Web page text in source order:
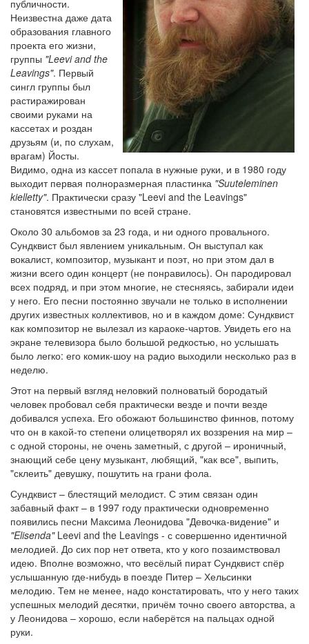
публичности.
Неизвестна даже дата
образования главного
проекта его жизни,
группы "Leevi and the
Leavings". Первый
сингл группы был
растиражирован
своими руками на
кассетах и роздан
друзьям (и, по слухам,
врагам) Йосты.
Видимо, одна из кассет попала в нужные руки, и в 1980 году
выходит первая полноразмерная пластинка "Suuteleminen
kielletty". Практически сразу "Leevi and the Leavings"
становятся известными по всей стране.
Около 30 альбомов за 23 года, и ни одного провального.
Сундквист был явлением уникальным. Он выступал как
вокалист, композитор, музыкант и поэт, но при этом дал в
жизни всего один концерт (не понравилось). Он пародировал
всех подряд, и при этом многие, не стесняясь, забирали идеи
у него. Его песни постоянно звучали не только в исполнении
других известных коллективов, но и в каждом доме: Сундквист
как композитор не вылезал из караоке-чартов. Увидеть его на
экране телевизора было большой редкостью, но услышать
было легко: его комик-шоу на радио выходили несколько раз в
неделю.
Этот на первый взгляд неловкий полноватый бородатый
человек пробовал себя практически везде и почти везде
добивался успеха. Его обожают большинство финнов, потому
что он в какой-то степени олицетворял их воззрения на мир –
с одной стороны, не очень заметный, с другой – ироничный,
знающий себе цену музыкант, любящий, "как все", выпить,
"склеить" девушку, пошутить на грани фола.
Сундквист – блестящий мелодист. С этим связан один
забавный факт – в 1997 году практически одновременно
появились песни Максима Леонидова "Девочка-видение" и
"Elisenda"Leevi and the Leavings - с совершенно идентичной
мелодией. До сих пор нет ответа, кто у кого позаимствовал
идею. Вполне возможно, что весёлый пират Сундквист спёр
услышанную где-нибудь в поезде Питер – Хельсинки
мелодию. Тем не менее, надо констатировать, что у него таких
успешных мелодий десятки, причём точно своего авторства, а
у Леонидова – хорошо, если наберётся на пальцах одной
руки.